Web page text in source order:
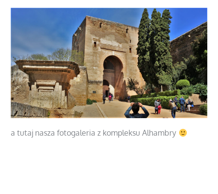
a tutaj nasza fotogaleria z kompleksu Alhambry